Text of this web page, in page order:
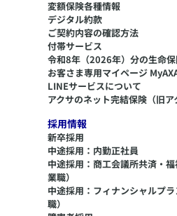
変額保険各種情報
デジタル約款
ご契約内容の確認方法
付帯サービス
令和8年（2026年）分の生命
お客さま専用マイページ
LINEサービスについて
アクサのネット完結保険（旧ア
採用情報
新卒採用
中途採用：内勤正社員
中途採用：商工会議所共済・
業職）
中途採用：フィナンシャルプ
職）